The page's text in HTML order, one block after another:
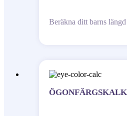
Beräkna ditt barns